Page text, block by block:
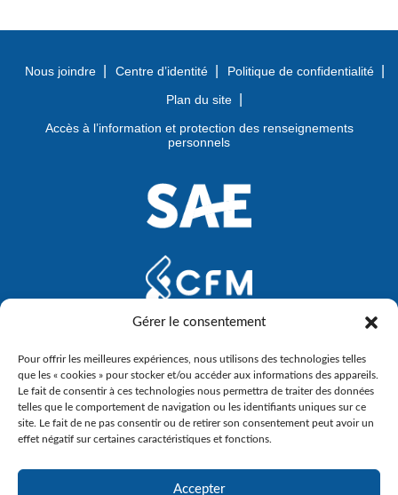
Gérer le consentement
Pour offrir les meilleures expériences, nous utilisons des technologies telles
que les « cookies » pour stocker et/ou accéder aux informations des appareils.
Le fait de consentir à ces technologies nous permettra de traiter des données
telles que le comportement de navigation ou les identifiants uniques sur ce
site. Le fait de ne pas consentir ou de retirer son consentement peut avoir un
effet négatif sur certaines caractéristiques et fonctions.
Accepter
Nous joindre Centre d’identité
Politique de confidentialité
Plan du site
Accès à l’information et protection des renseignements
personnels